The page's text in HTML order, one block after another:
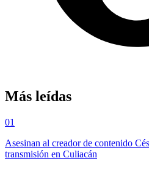
Más leídas
01
Asesinan al creador de contenido
transmisión en Culiacán